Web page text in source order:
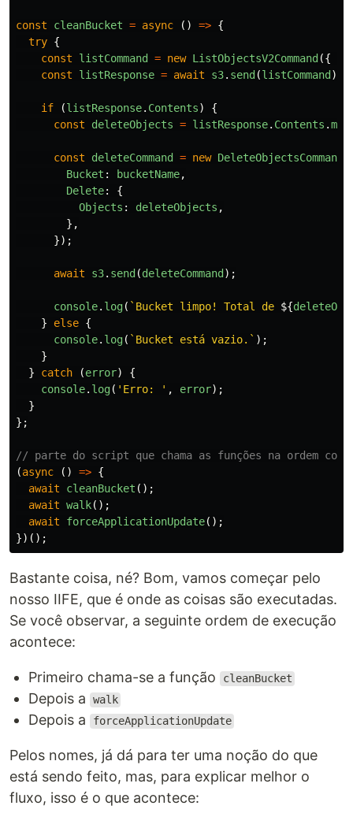
const cleanBucket = async () => {
try {
const
listCommand = new ListObjectsV2Command ({
const
listResponse = await s3. send (listCommand );
if (listResponse. Contents)
{
const
deleteObjects = listResponse. Contents .map
const deleteCommand = new DeleteObjectsCommand
Bucket : bucketName,
Delete:
{
Objects : deleteObjects ,
},
});
await s3. send (deleteCommand );
console. log( `Bucket limpo! Total de ${
}
else {
console. log( `Bucket está vazio.` );
}
}
catch (error)
{
console. log( ' Erro: ' , error);
}
};
// parte do script que chama as funções na ordem
(async () => {
await
cleanBucket ();
await walk();
await
forceApplicationUpdate();
})();
Bastante coisa, né? Bom, vamos começar pelo
nosso IIFE, que é onde as coisas são executadas.
Se você observar, a seguinte ordem de execução
acontece:
Primeiro chama-se a função cleanBucket
Depois a walk
Depois a forceApplicationUpdate
Pelos nomes, já dá para ter uma noção do que
está sendo feito, mas, para explicar melhor o
fluxo, isso é o que acontece: